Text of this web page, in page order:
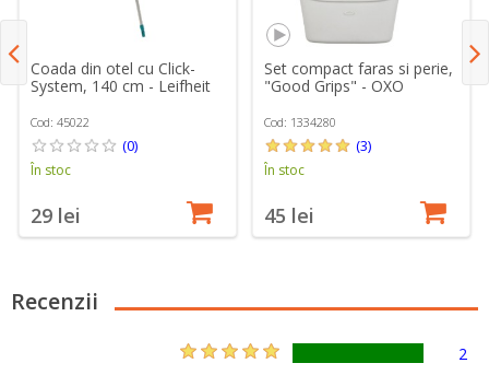
Coada din otel cu Click-
System, 140 cm - Leifheit
Cod: 45022
(0)
În stoc
29 lei
Set compact faras si perie,
"Good Grips" - OXO
Cod: 1334280
(3)
În stoc
45 lei
Recenzii
2